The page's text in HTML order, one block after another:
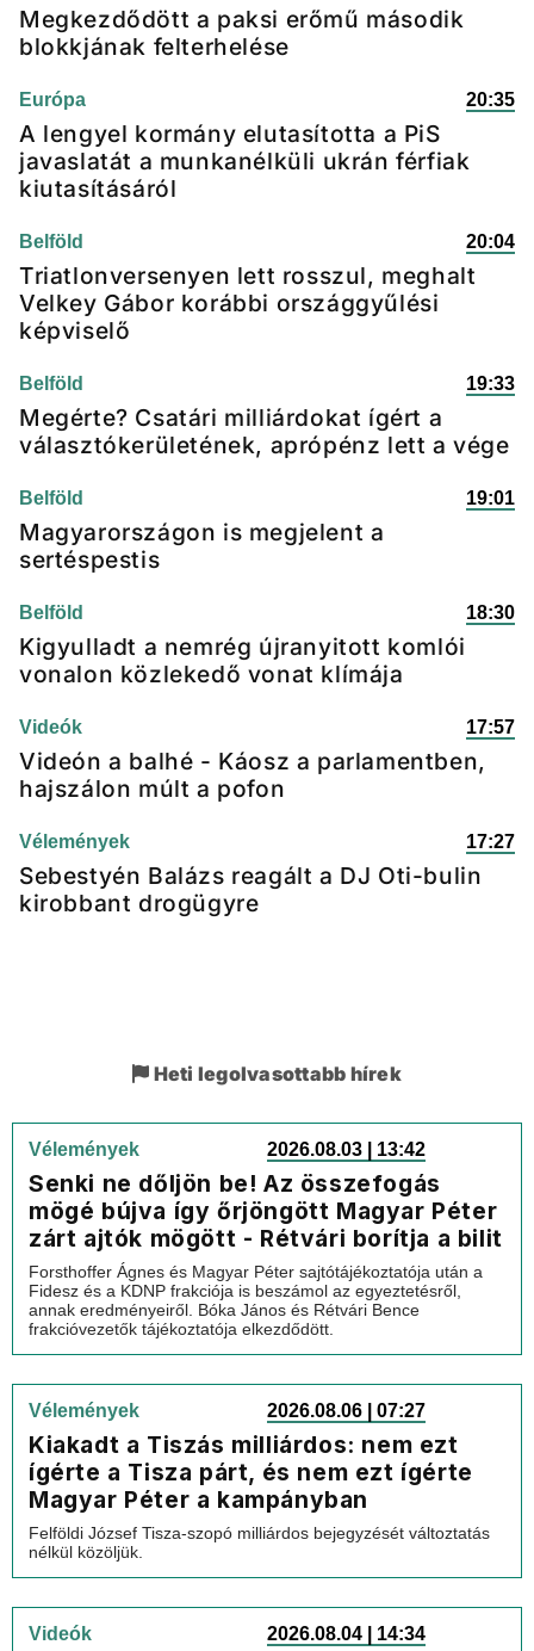
Megkezdődött a paksi erőmű második
blokkjának felterhelése
Európa 20:35
A lengyel kormány elutasította a PiS
javaslatát a munkanélküli ukrán férfiak
kiutasításáról
Belföld 20:04
Triatlonversenyen lett rosszul, meghalt
Velkey Gábor korábbi országgyűlési
képviselő
Belföld 19:33
Megérte? Csatári milliárdokat ígért a
választókerületének, aprópénz lett a vége
Belföld 19:01
Magyarországon is megjelent a
sertéspestis
Belföld 18:30
Kigyulladt a nemrég újranyitott komlói
vonalon közlekedő vonat klímája
Videók 17:57
Videón a balhé - Káosz a parlamentben,
hajszálon múlt a pofon
Vélemények 17:27
Sebestyén Balázs reagált a DJ Oti-bulin
kirobbant drogügyre
Heti legolvasottabb hírek
Vélemények 2026.08.03 | 13:42
Senki ne dőljön be! Az összefogás
mögé bújva így őrjöngött Magyar Péter
zárt ajtók mögött - Rétvári borítja a bilit
Forsthoffer Ágnes és Magyar Péter sajtótájékoztatója után a
Fidesz és a KDNP frakciója is beszámol az egyeztetésről,
annak eredményeiről. Bóka János és Rétvári Bence
frakcióvezetők tájékoztatója elkezdődött.
Vélemények 2026.08.06 | 07:27
Kiakadt a Tiszás milliárdos: nem ezt
ígérte a Tisza párt, és nem ezt ígérte
Magyar Péter a kampányban
Felföldi József Tisza-szopó milliárdos bejegyzését változtatás
nélkül közöljük.
Videók 2026.08.04 | 14:34